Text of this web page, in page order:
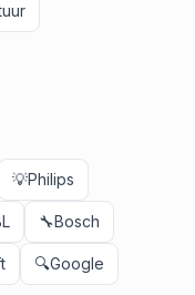
💡Philips
🔧Bosch
🔍Google